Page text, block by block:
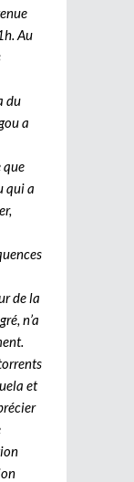
Au
du
a
que
qui a
de la
n’a
et